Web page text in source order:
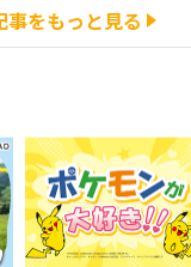
をもっと見る